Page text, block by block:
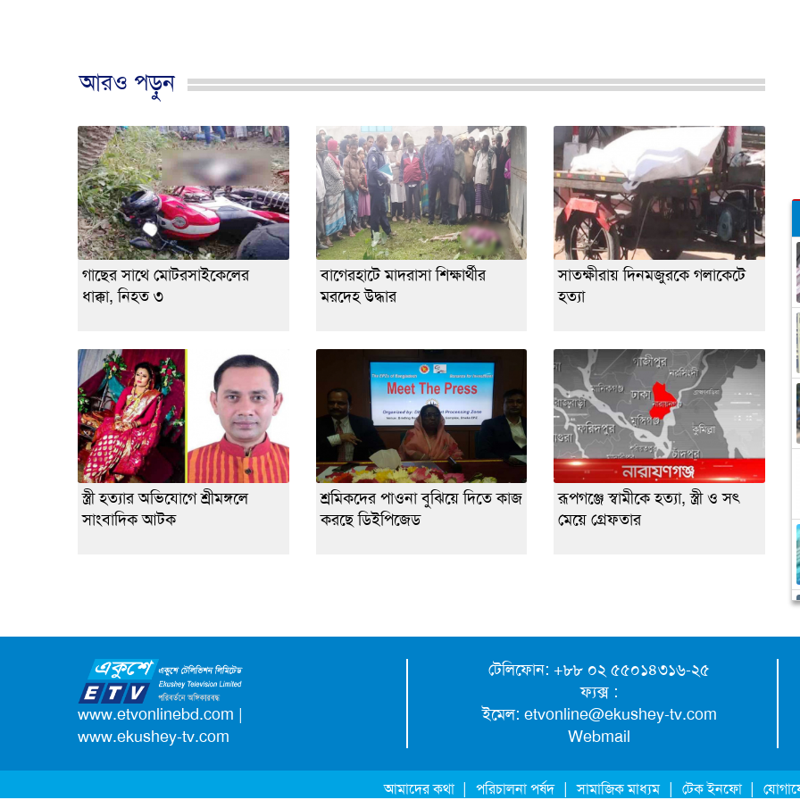
আরও পড়ুন
গাছের সাথে মোটরসাইকেলের
ধাক্কা, নিহত ৩
বাগেরহাটে মাদরাসা শিক্ষার্থীর
মরদেহ উদ্ধার
সাতক্ষীরায় দিনমজুরকে গলাকেটে
হত্যা
স্ত্রী হত্যার অভিযোগে শ্রীমঙ্গলে
সাংবাদিক আটক
শ্রমিকদের পাওনা বুঝিয়ে দিতে কাজ
করছে ডিইপিজেড
রূপগঞ্জে স্বামীকে হত্যা, স্ত্রী ও সৎ
মেয়ে গ্রেফতার
www.etvonlinebd.com |
www.ekushey-tv.com
টেলিফোন: +৮৮ ০২ ৫৫০১৪৩১৬-২৫
ফ্যক্স :
ইমেল: etvonline@ekushey-tv.com
Webmail
আমাদের কথা | পরিচালনা পর্ষদ | সামাজিক মাধ্যম | টেক ইনফো |